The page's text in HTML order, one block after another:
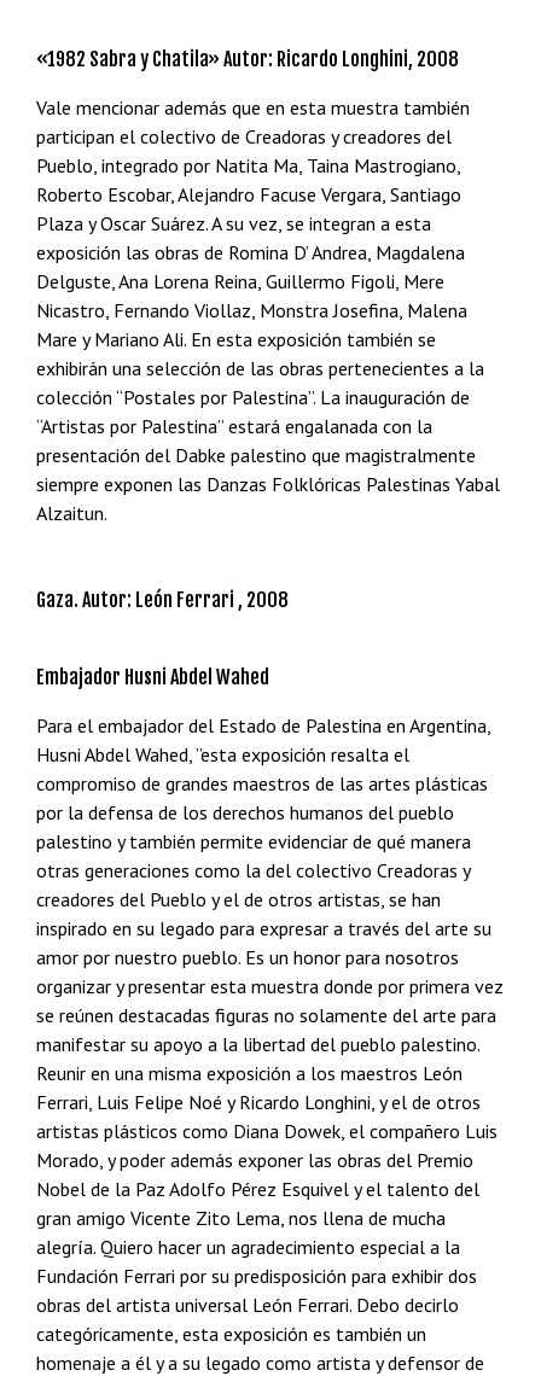
«1982 Sabra y Chatila» Autor: Ricardo Longhini, 2008
Vale mencionar además que en esta muestra también
participan el colectivo de Creadoras y creadores del
Pueblo, integrado por Natita Ma, Taina Mastrogiano,
Roberto Escobar, Alejandro Facuse Vergara, Santiago
Plaza y Oscar Suárez. A su vez, se integran a esta
exposición las obras de Romina D’ Andrea, Magdalena
Delguste, Ana Lorena Reina, Guillermo Figoli, Mere
Nicastro, Fernando Viollaz, Monstra Josefina, Malena
Mare y Mariano Ali. En esta exposición también se
exhibirán una selección de las obras pertenecientes a la
colección “Postales por Palestina”. La inauguración de
“Artistas por Palestina” estará engalanada con la
presentación del Dabke palestino que magistralmente
siempre exponen las Danzas Folklóricas Palestinas Yabal
Alzaitun.
Gaza. Autor: León Ferrari , 2008
Embajador Husni Abdel Wahed
Para el embajador del Estado de Palestina en Argentina,
Husni Abdel Wahed, ”esta exposición resalta el
compromiso de grandes maestros de las artes plásticas
por la defensa de los derechos humanos del pueblo
palestino y también permite evidenciar de qué manera
otras generaciones como la del colectivo Creadoras y
creadores del Pueblo y el de otros artistas, se han
inspirado en su legado para expresar a través del arte su
amor por nuestro pueblo. Es un honor para nosotros
organizar y presentar esta muestra donde por primera vez
se reúnen destacadas figuras no solamente del arte para
manifestar su apoyo a la libertad del pueblo palestino.
Reunir en una misma exposición a los maestros León
Ferrari, Luis Felipe Noé y Ricardo Longhini, y el de otros
artistas plásticos como Diana Dowek, el compañero Luis
Morado, y poder además exponer las obras del Premio
Nobel de la Paz Adolfo Pérez Esquivel y el talento del
gran amigo Vicente Zito Lema, nos llena de mucha
alegría. Quiero hacer un agradecimiento especial a la
Fundación Ferrari por su predisposición para exhibir dos
obras del artista universal León Ferrari. Debo decirlo
categóricamente, esta exposición es también un
homenaje a él y a su legado como artista y defensor de